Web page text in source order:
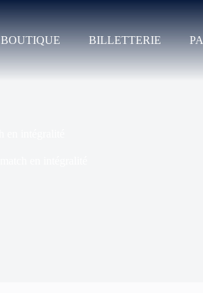
BOUTIQUE BILLETTERIE